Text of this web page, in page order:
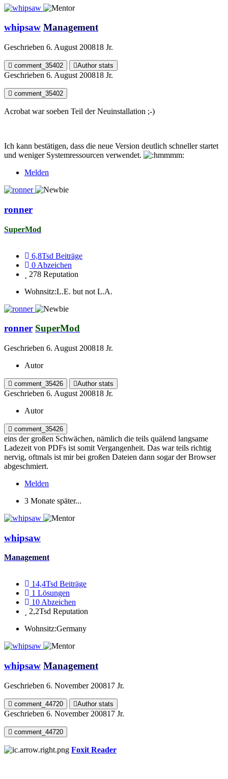
whipsaw Management
Geschrieben 6. August 200818 Jr.
comment_35402 Author stats
Geschrieben 6. August 200818 Jr.
comment_35402
Acrobat war soeben Teil der Neuinstallation ;-)
Ich kann bestätigen, dass die neue Version deutlich schneller startet
und weniger Systemressourcen verwendet.
Melden
ronner
SuperMod
6,8Tsd Beiträge
0 Abzeichen
278 Reputation
Wohnsitz:L.E. but not L.A.
ronner SuperMod
Geschrieben 6. August 200818 Jr.
Autor
comment_35426 Author stats
Geschrieben 6. August 200818 Jr.
Autor
comment_35426
eins der großen Schwächen, nämlich die teils quälend langsame
Ladezeit von PDFs ist somit Vergangenheit. Das war teils richtig
nervig, oftmals ist mir bei großen Dateien dann sogar der Browser
abgeschmiert.
Melden
3 Monate später...
whipsaw
Management
14,4Tsd Beiträge
1 Lösungen
10 Abzeichen
2,2Tsd Reputation
Wohnsitz:Germany
whipsaw Management
Geschrieben 6. November 200817 Jr.
comment_44720 Author stats
Geschrieben 6. November 200817 Jr.
comment_44720
Foxit Reader